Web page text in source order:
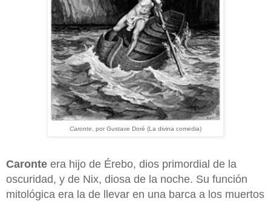
Caronte , por Gustave Doré (La divina comedia)
Caronte era hijo de Érebo, dios primordial de la
oscuridad, y de Nix, diosa de la noche. Su función
mitológica era la de llevar en una barca a los muertos